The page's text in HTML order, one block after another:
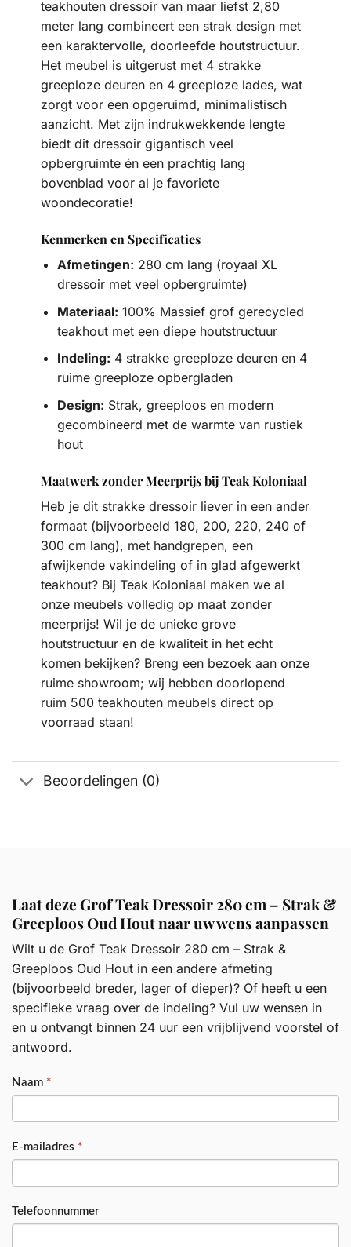
teakhouten dressoir van maar liefst 2,80
meter lang combineert een strak design met
een karaktervolle, doorleefde houtstructuur.
Het meubel is uitgerust met 4 strakke
greeploze deuren en 4 greeploze lades, wat
zorgt voor een opgeruimd, minimalistisch
aanzicht. Met zijn indrukwekkende lengte
biedt dit dressoir gigantisch veel
opbergruimte én een prachtig lang
bovenblad voor al je favoriete
woondecoratie!
Kenmerken en Specificaties
Afmetingen: 280 cm lang (royaal XL
dressoir met veel opbergruimte)
Materiaal: 100% Massief grof gerecycled
teakhout met een diepe houtstructuur
Indeling: 4 strakke greeploze deuren en 4
ruime greeploze opbergladen
Design: Strak, greeploos en modern
gecombineerd met de warmte van rustiek
hout
Maatwerk zonder Meerprijs bij Teak Koloniaal
Heb je dit strakke dressoir liever in een ander
formaat (bijvoorbeeld 180, 200, 220, 240 of
300 cm lang), met handgrepen, een
afwijkende vakindeling of in glad afgewerkt
teakhout? Bij Teak Koloniaal maken we al
onze meubels volledig op maat zonder
meerprijs! Wil je de unieke grove
houtstructuur en de kwaliteit in het echt
komen bekijken? Breng een bezoek aan onze
ruime showroom; wij hebben doorlopend
ruim 500 teakhouten meubels direct op
voorraad staan!
Beoordelingen (0)
Laat deze Grof Teak Dressoir 280 cm – Strak &
Greeploos Oud Hout naar uw wens aanpassen
Wilt u de Grof Teak Dressoir 280 cm – Strak &
Greeploos Oud Hout in een andere afmeting
(bijvoorbeeld breder, lager of dieper)? Of heeft u een
specifieke vraag over de indeling? Vul uw wensen in
en u ontvangt binnen 24 uur een vrijblijvend voorstel of
antwoord.
PRODUCT
Naam *
E-mailadres *
Telefoonnummer